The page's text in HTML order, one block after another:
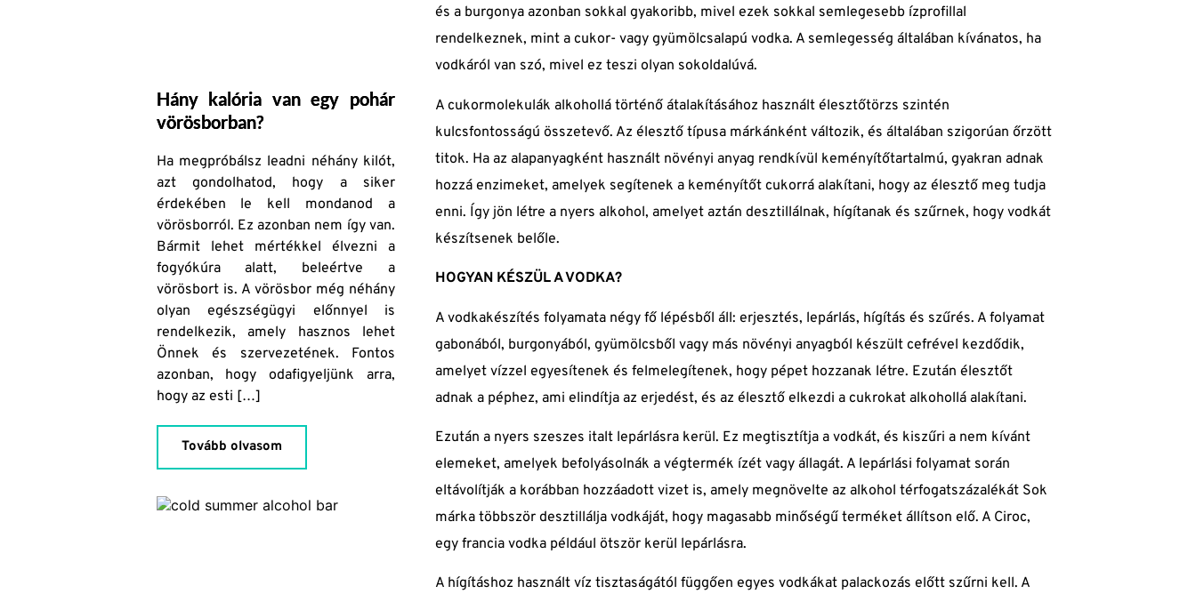
Hány kalória van egy pohár
vörösborban?
Ha megpróbálsz leadni néhány kilót,
azt gondolhatod, hogy a siker
érdekében le kell mondanod a
vörösborról. Ez azonban nem így van.
Bármit lehet mértékkel élvezni a
fogyókúra alatt, beleértve a
vörösbort is. A vörösbor még néhány
olyan egészségügyi előnnyel is
rendelkezik, amely hasznos lehet
Önnek és szervezetének. Fontos
azonban, hogy odafigyeljünk arra,
hogy az esti […]
Tovább olvasom
és a burgonya azonban sokkal gyakoribb, mivel ezek sokkal semlegesebb ízprofillal
rendelkeznek, mint a cukor- vagy gyümölcsalapú vodka. A semlegesség általában kívánatos, ha
vodkáról van szó, mivel ez teszi olyan sokoldalúvá.
A cukormolekulák alkohollá történő átalakításához használt élesztőtörzs szintén
kulcsfontosságú összetevő. Az élesztő típusa márkánként változik, és általában szigorúan őrzött
titok. Ha az alapanyagként használt növényi anyag rendkívül keményítőtartalmú, gyakran adnak
hozzá enzimeket, amelyek segítenek a keményítőt cukorrá alakítani, hogy az élesztő meg tudja
enni. Így jön létre a nyers alkohol, amelyet aztán desztillálnak, hígítanak és szűrnek, hogy vodkát
készítsenek belőle.
HOGYAN KÉSZÜL A VODKA?
A vodkakészítés folyamata négy fő lépésből áll: erjesztés, lepárlás, hígítás és szűrés. A folyamat
gabonából, burgonyából, gyümölcsből vagy más növényi anyagból készült cefrével kezdődik,
amelyet vízzel egyesítenek és felmelegítenek, hogy pépet hozzanak létre. Ezután élesztőt
adnak a péphez, ami elindítja az erjedést, és az élesztő elkezdi a cukrokat alkohollá alakítani.
Ezután a nyers szeszes italt lepárlásra kerül. Ez megtisztítja a vodkát, és kiszűri a nem kívánt
elemeket, amelyek befolyásolnák a végtermék ízét vagy állagát. A lepárlási folyamat során
eltávolítják a korábban hozzáadott vizet is, amely megnövelte az alkohol térfogatszázalékát Sok
márka többször desztillálja vodkáját, hogy magasabb minőségű terméket állítson elő. A Ciroc,
egy francia vodka például ötször kerül lepárlásra.
A hígításhoz használt víz tisztaságától függően egyes vodkákat palackozás előtt szűrni kell. A